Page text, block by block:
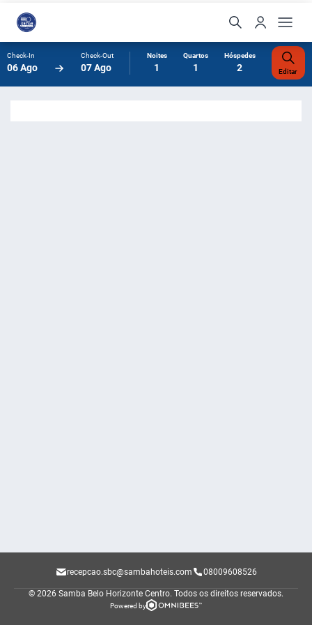
Check-In
06 Ago
Check-Out
07 Ago
Noites
1
Quartos
1
Hóspedes
2 Editar
recepcao.sbc@sambahoteis.com 08009608526
© 2026 Samba Belo Horizonte Centro. Todos os direitos reservados.
Powered by